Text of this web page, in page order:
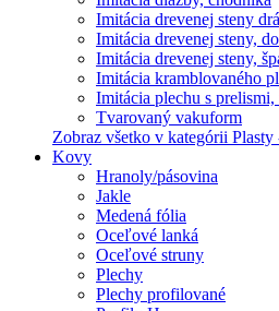
Imitácia drevenej steny
Imitácia drevenej steny,
Imitácia drevenej steny,
Imitácia kramblovaného
Imitácia plechu s
Tvarovaný vakuform
Zobraz všetko v kategórii Plasty
Kovy
Hranoly/pásovina
Jakle
Medená fólia
Oceľové lanká
Oceľové struny
Plechy
Plechy profilované